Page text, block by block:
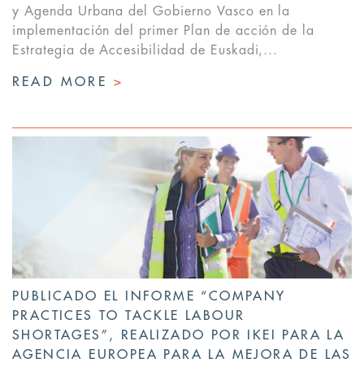
y Agenda Urbana del Gobierno Vasco en la
implementación del primer Plan de acción de la
Estrategia de Accesibilidad de Euskadi,...
READ MORE >
PUBLICADO EL INFORME “COMPANY
PRACTICES TO TACKLE LABOUR
SHORTAGES”, REALIZADO POR IKEI PARA LA
AGENCIA EUROPEA PARA LA MEJORA DE LAS